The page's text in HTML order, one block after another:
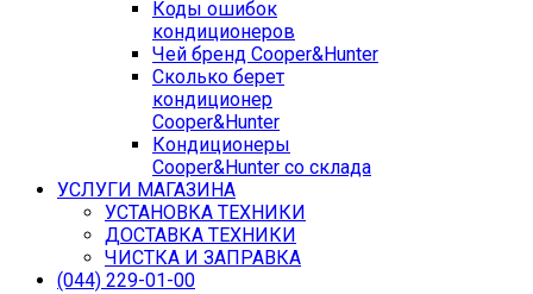
Коды ошибок
кондиционеров
Чей бренд Cooper&Hunter
Сколько берет
кондиционер
Cooper&Hunter
Кондиционеры
Cooper&Hunter со склада
УСЛУГИ МАГАЗИНА
УСТАНОВКА ТЕХНИКИ
ДОСТАВКА ТЕХНИКИ
ЧИСТКА И ЗАПРАВКА
(044) 229-01-00